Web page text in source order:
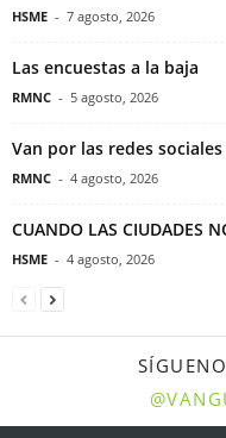
HSME - 7 agosto, 2026
Las encuestas a la baja
RMNC - 5 agosto, 2026
Van por las redes sociales
RMNC - 4 agosto, 2026
CUANDO LAS CIUDADES
HSME - 4 agosto, 2026